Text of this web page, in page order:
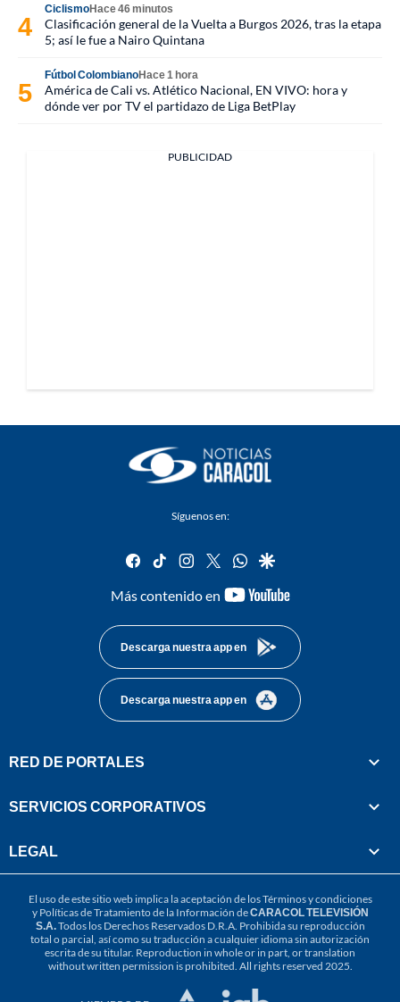
CiclismoHace 46 minutos
Clasificación general de la Vuelta a Burgos 2026, tras la etapa
5; así le fue a Nairo Quintana
Fútbol ColombianoHace 1 hora
América de Cali vs. Atlético Nacional, EN VIVO: hora y
dónde ver por TV el partidazo de Liga BetPlay
PUBLICIDAD
Síguenos en:
facebook
tiktok instagram
twitterwhatsapp
google
Más contenido en
youtube-
Descarga nuestra app en
Descarga nuestra app en
RED DE PORTALES
SERVICIOS CORPORATIVOS
LEGAL
El uso de este sitio web implica la aceptación de losTérminos y condiciones
y Políticas de Tratamiento de la Información deCARACOL TELEVISIÓN
S.A.Todos los Derechos Reservados D.R.A. Prohibida su reproducción
total o parcial, así como su traducción a cualquier idioma sin autorización
escrita de su titular. Reproduction in whole or in part, or translation
without written permission is prohibited. All rights reserved 2025.